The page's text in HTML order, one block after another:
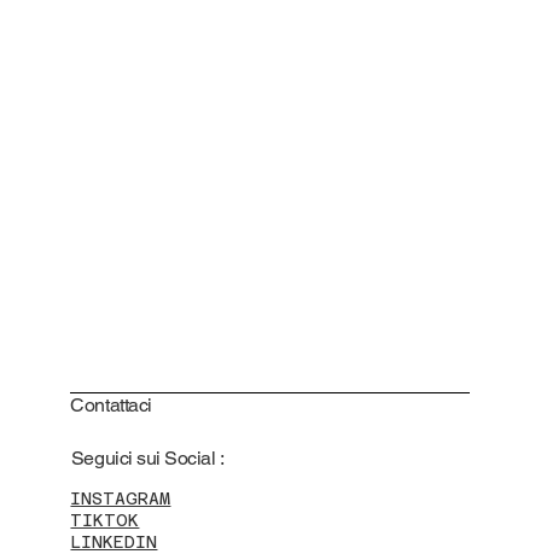
Contattaci
INSTAGRAM
TIKTOK
LINKEDIN
Seguici sui Social :